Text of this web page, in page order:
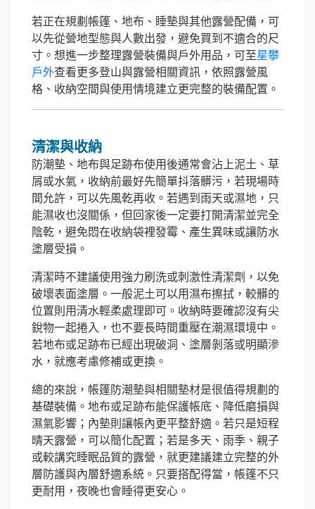
若正在規劃帳篷、地布、睡墊與其他露營配備，可
以先從營地型態與人數出發，避免買到不適合的尺
寸。想進一步整理露營裝備與戶外用品，可至星攀
戶外查看更多登山與露營相關資訊，依照露營風
格、收納空間與使用情境建立更完整的裝備配置。
清潔與收納
防潮墊、地布與足跡布使用後通常會沾上泥土、草
屑或水氣，收納前最好先簡單抖落髒污，若現場時
間允許，可以先風乾再收。若遇到雨天或濕地，只
能濕收也沒關係，但回家後一定要打開清潔並完全
陰乾，避免悶在收納袋裡發霉、產生異味或讓防水
塗層受損。
清潔時不建議使用強力刷洗或刺激性清潔劑，以免
破壞表面塗層。一般泥土可以用濕布擦拭，較髒的
位置則用清水輕柔處理即可。收納時要確認沒有尖
銳物一起捲入，也不要長時間重壓在潮濕環境中。
若地布或足跡布已經出現破洞、塗層剝落或明顯滲
水，就應考慮修補或更換。
總的來說，帳篷防潮墊與相關墊材是很值得規劃的
基礎裝備。地布或足跡布能保護帳底、降低磨損與
濕氣影響；內墊則讓帳內更平整舒適。若只是短程
晴天露營，可以簡化配置；若是多天、雨季、親子
或較講究睡眠品質的露營，就更建議建立完整的外
層防護與內層舒適系統。只要搭配得當，帳篷不只
更耐用，夜晚也會睡得更安心。